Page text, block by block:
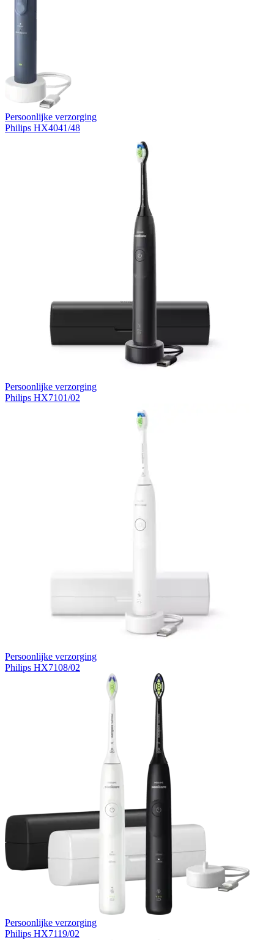
Persoonlijke verzorging
Philips HX4041/48
Persoonlijke verzorging
Philips HX7101/02
Persoonlijke verzorging
Philips HX7108/02
Persoonlijke verzorging
Philips HX7119/02